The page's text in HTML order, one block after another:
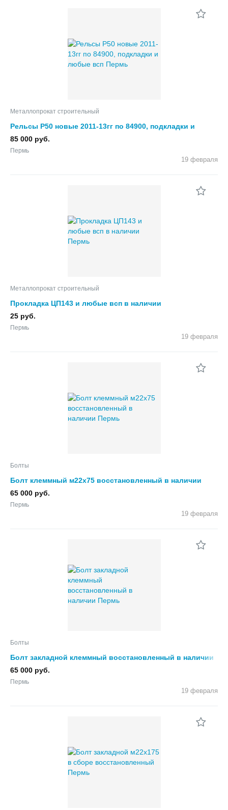
Металлопрокат строительный
Рельсы Р50 новые 2011-13гг по 84900, подкладки и
любые всп
85 000 руб.
Пермь
19 февраля
Металлопрокат строительный
Прокладка ЦП143 и любые всп в наличии
25 руб.
Пермь
19 февраля
Болты
Болт клеммный м22х75 восстановленный в наличии
65 000 руб.
Пермь
19 февраля
Болты
Болт закладной клеммный восстановленный в наличии
65 000 руб.
Пермь
19 февраля